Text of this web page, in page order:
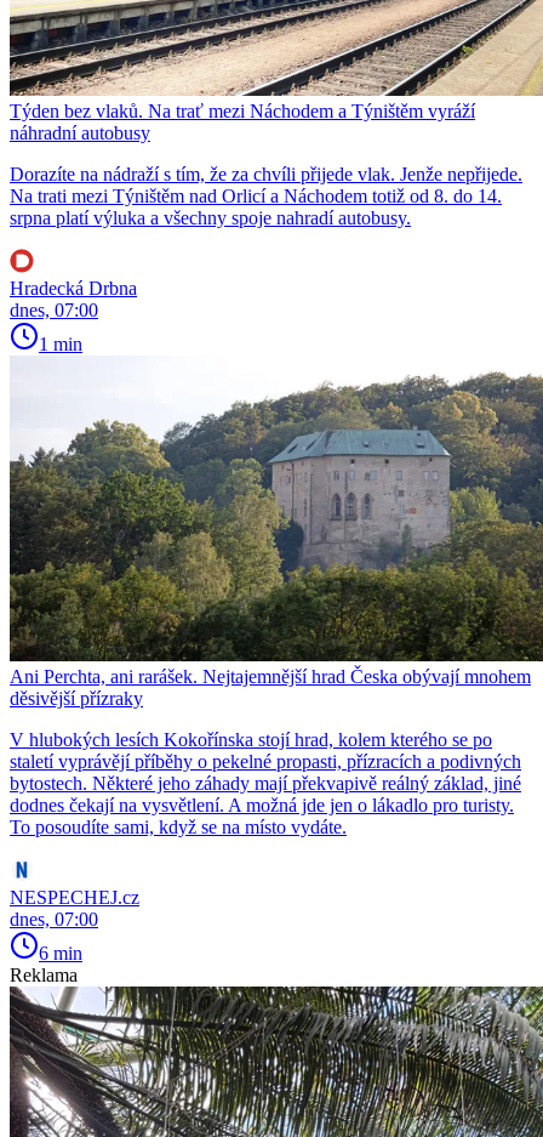
Týden bez vlaků. Na trať mezi Náchodem a Týništěm vyráží
náhradní autobusy
Dorazíte na nádraží s tím, že za chvíli přijede vlak. Jenže nepřijede.
Na trati mezi Týništěm nad Orlicí a Náchodem totiž od 8. do 14.
srpna platí výluka a všechny spoje nahradí autobusy.
Hradecká Drbna
dnes, 07:00
1 min
Ani Perchta, ani rarášek. Nejtajemnější hrad Česka obývají mnohem
děsivější přízraky
V hlubokých lesích Kokořínska stojí hrad, kolem kterého se po
staletí vyprávějí příběhy o pekelné propasti, přízracích a podivných
bytostech. Některé jeho záhady mají překvapivě reálný základ, jiné
dodnes čekají na vysvětlení. A možná jde jen o lákadlo pro turisty.
To posoudíte sami, když se na místo vydáte.
NESPECHEJ.cz
dnes, 07:00
6 min
Reklama